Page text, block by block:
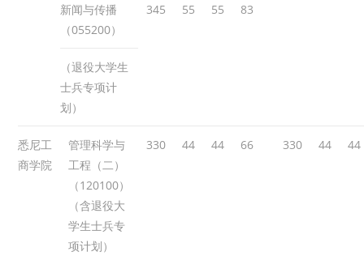
新闻与传播
（055200）
345 55 55 83
（退役大学生
士兵专项计
划）
悉尼工
商学院
管理科学与
工程（二）
（120100）
（含退役大
学生士兵专
项计划）
330 44 44 66 330 44 44